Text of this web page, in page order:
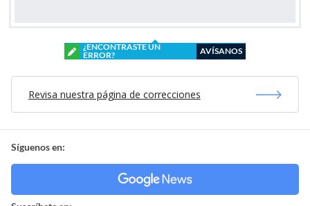
¿ENCONTRASTE UN
ERROR?
AVÍSANOS
Revisa nuestra página de correcciones
Síguenos en: